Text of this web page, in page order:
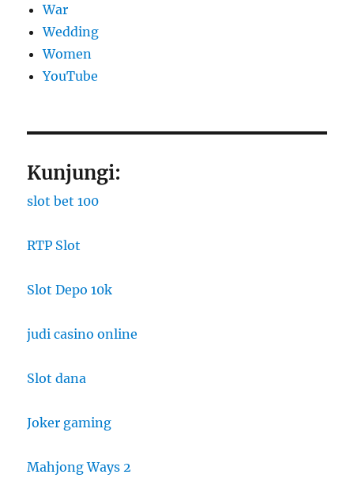
War
Wedding
Women
YouTube
Kunjungi:
slot bet 100
RTP Slot
Slot Depo 10k
judi casino online
Slot dana
Joker gaming
Mahjong Ways 2